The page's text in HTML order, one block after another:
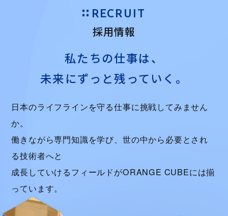
RECRUIT
採用情報
私たちの仕事は、
未来にずっと残っていく。
日本のライフラインを守る仕事に挑戦してみません
か。
働きながら専門知識を学び、世の中から必要とされ
る技術者へと
成長していけるフィールドがORANGE CUBEには揃
っています。